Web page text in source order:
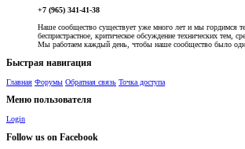
+7 (965) 341-41-38
Наше сообщество существует уже много лет и мы гордимся
беспристрастное, критическое обсуждение технических тем,
Мы работаем каждый день, чтобы наше сообщество было
Быстрая навигация
Главная Форумы Обратная связь Точка доступа
Меню пользователя
Login
Follow us on Facebook